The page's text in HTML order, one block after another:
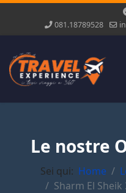
081.18789528
Le nostre
Sei qui: Home
Sharm El